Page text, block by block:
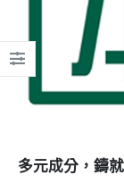
多元成分，鑄